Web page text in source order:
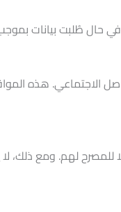
حال طُلبت بيانات
الاجتماعي. هذه
لهم. ومع ذلك،